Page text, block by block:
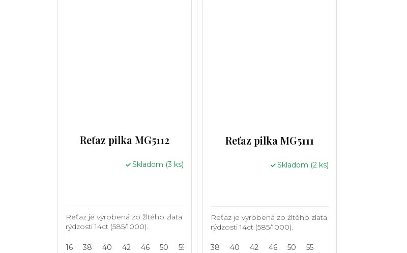
Reťaz pilka MG5112
Skladom (3 ks)
Reťaz je vyrobená zo žltého zlata
rýdzosti 14ct (585/1000).
16 38 40 42 46 50 55
Reťaz pilka MG5111
Skladom (2 ks)
Reťaz je vyrobená zo žltého zlata
rýdzosti 14ct (585/1000).
38 40 42 46 50 55